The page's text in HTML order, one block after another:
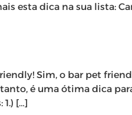
esta dica na sua lista:
Sim, o bar pet
é uma ótima dica
[…]